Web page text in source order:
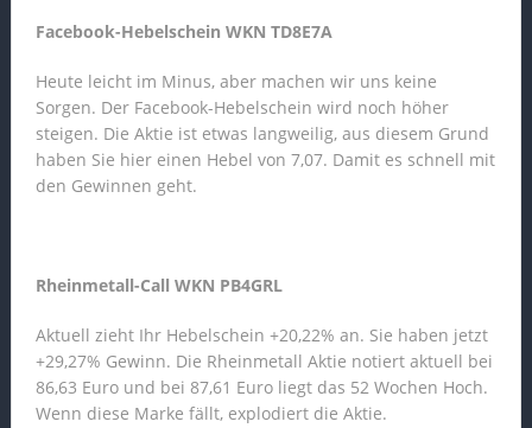
Facebook-Hebelschein WKN TD8E7A
Heute leicht im Minus, aber machen wir uns keine
Sorgen. Der Facebook-Hebelschein wird noch höher
steigen. Die Aktie ist etwas langweilig, aus diesem Grund
haben Sie hier einen Hebel von 7,07. Damit es schnell mit
den Gewinnen geht.
Rheinmetall-Call WKN PB4GRL
Aktuell zieht Ihr Hebelschein +20,22% an. Sie haben jetzt
+29,27% Gewinn. Die Rheinmetall Aktie notiert aktuell bei
86,63 Euro und bei 87,61 Euro liegt das 52 Wochen Hoch.
Wenn diese Marke fällt, explodiert die Aktie.